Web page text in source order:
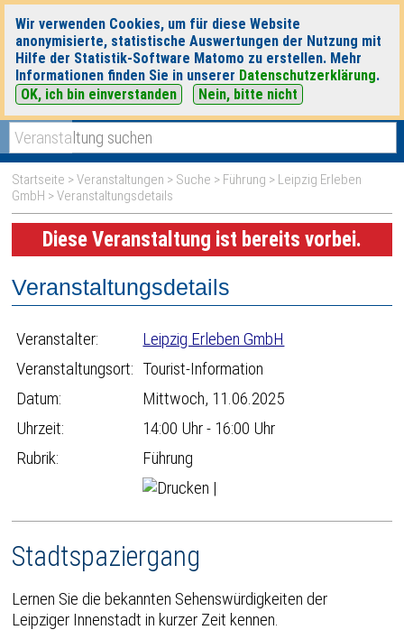
Wir verwenden Cookies, um für diese Website
anonymisierte, statistische Auswertungen der Nutzung mit
Hilfe der Statistik-Software Matomo zu erstellen. Mehr
Informationen finden Sie in unserer Datenschutzerklärung.
OK, ich bin einverstanden
Nein, bitte nicht
heute|morgen|
Startseite >Veranstaltungen > Suche > Führung > Leipzig Erleben
GmbH > Veranstaltungsdetails
Diese Veranstaltung ist bereits vorbei.
Veranstaltungsdetails
Veranstalter:
Leipzig Erleben GmbH
Veranstaltungsort: Tourist-Information
Datum:
Mittwoch, 11.06.2025
Uhrzeit:
14:00 Uhr - 16:00 Uhr
Rubrik:
Führung
|
Stadtspaziergang
Lernen Sie die bekannten Sehenswürdigkeiten der
Leipziger Innenstadt in kurzer Zeit kennen.